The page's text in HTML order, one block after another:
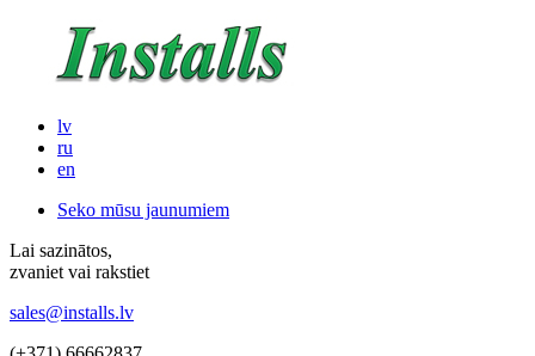
lv
ru
en
Seko mūsu jaunumiem
Lai sazinātos,
zvaniet vai rakstiet
sales@installs.lv